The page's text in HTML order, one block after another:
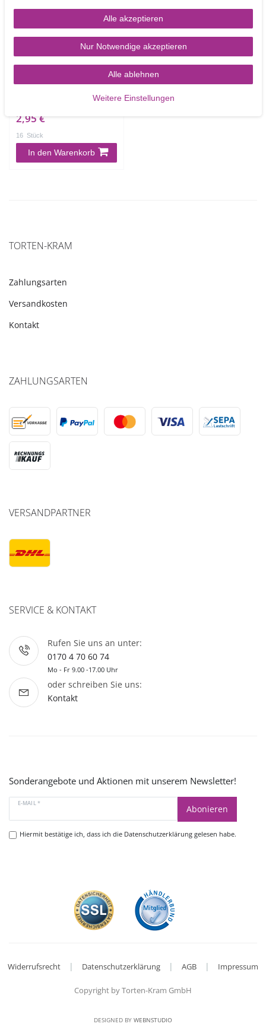
Möhren, 16 Stück
2,95 €
16 Stück
In den Warenkorb
TORTEN-KRAM
Zahlungsarten
Versandkosten
Kontakt
ZAHLUNGSARTEN
VERSANDPARTNER
SERVICE & KONTAKT
Rufen Sie uns an unter:
0170 4 70 60 74
Mo - Fr 9.00 -17.00 Uhr
oder schreiben Sie uns:
Kontakt
Sonderangebote und Aktionen mit unserem Newsletter!
E-MAIL *
Abonieren
Hiermit bestätige ich, dass ich die Datenschutzerklärunggelesen habe.
Widerrufsrecht | Datenschutzerklärung | AGB | Impressum
Copyright by Torten-Kram GmbH
DESIGNED BY WEBNSTUDIO
Alle akzeptieren
Nur Notwendige akzeptieren
Alle ablehnen
Weitere Einstellungen